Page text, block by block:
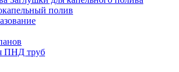
полив
ПНД труб